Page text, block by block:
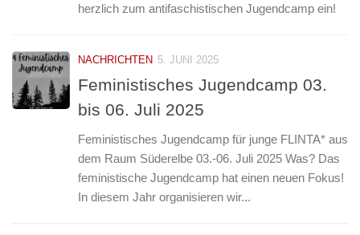
herzlich zum antifaschistischen Jugendcamp ein!
NACHRICHTEN 5. JUNI 2025
Feministisches Jugendcamp 03.
bis 06. Juli 2025
Feministisches Jugendcamp für junge FLINTA* aus
dem Raum Süderelbe 03.-06. Juli 2025 Was? Das
feministische Jugendcamp hat einen neuen Fokus!
In diesem Jahr organisieren wir...